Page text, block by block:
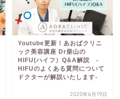
Youtube更新！あおばクリニ
ック美容講座 Dr柴山の
HIFU(ハイフ）Q&A解説 -
HIFUのよくある質問について
ドクターが解説いたします-
2020年6月19日